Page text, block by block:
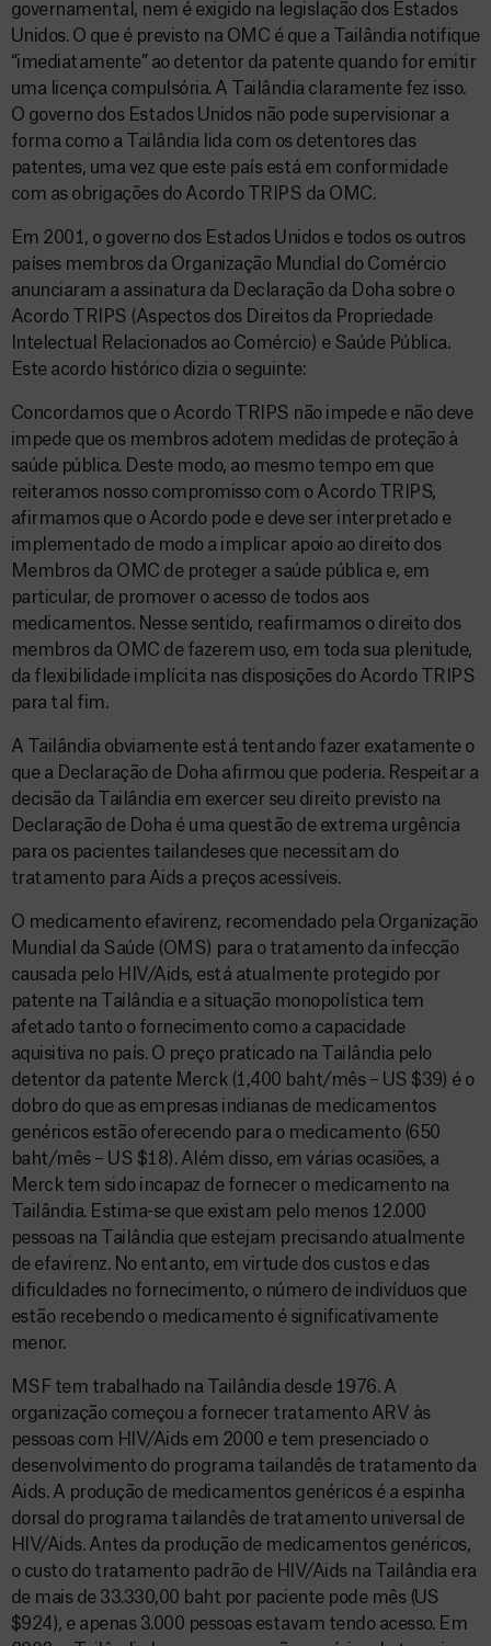
governamental, nem é exigido na legislação dos Estados
Unidos. O que é previsto na OMC é que a Tailândia notifique
“imediatamente” ao detentor da patente quando for emitir
uma licença compulsória. A Tailândia claramente fez isso.
O governo dos Estados Unidos não pode supervisionar a
forma como a Tailândia lida com os detentores das
patentes, uma vez que este país está em conformidade
com as obrigações do Acordo TRIPS da OMC.
Em 2001, o governo dos Estados Unidos e todos os outros
países membros da Organização Mundial do Comércio
anunciaram a assinatura da Declaração da Doha sobre o
Acordo TRIPS (Aspectos dos Direitos da Propriedade
Intelectual Relacionados ao Comércio) e Saúde Pública.
Este acordo histórico dizia o seguinte:
Concordamos que o Acordo TRIPS não impede e não deve
impede que os membros adotem medidas de proteção à
saúde pública. Deste modo, ao mesmo tempo em que
reiteramos nosso compromisso com o Acordo TRIPS,
afirmamos que o Acordo pode e deve ser interpretado e
implementado de modo a implicar apoio ao direito dos
Membros da OMC de proteger a saúde pública e, em
particular, de promover o acesso de todos aos
medicamentos. Nesse sentido, reafirmamos o direito dos
membros da OMC de fazerem uso, em toda sua plenitude,
da flexibilidade implícita nas disposições do Acordo TRIPS
para tal fim.
A Tailândia obviamente está tentando fazer exatamente o
que a Declaração de Doha afirmou que poderia. Respeitar a
decisão da Tailândia em exercer seu direito previsto na
Declaração de Doha é uma questão de extrema urgência
para os pacientes tailandeses que necessitam do
tratamento para Aids a preços acessíveis.
O medicamento efavirenz, recomendado pela Organização
Mundial da Saúde (OMS) para o tratamento da infecção
causada pelo HIV/Aids, está atualmente protegido por
patente na Tailândia e a situação monopolística tem
afetado tanto o fornecimento como a capacidade
aquisitiva no país. O preço praticado na Tailândia pelo
detentor da patente Merck (1,400 baht/mês – US $39) é o
dobro do que as empresas indianas de medicamentos
genéricos estão oferecendo para o medicamento (650
baht/mês – US $18). Além disso, em várias ocasiões, a
Merck tem sido incapaz de fornecer o medicamento na
Tailândia. Estima-se que existam pelo menos 12.000
pessoas na Tailândia que estejam precisando atualmente
de efavirenz. No entanto, em virtude dos custos e das
dificuldades no fornecimento, o número de indivíduos que
estão recebendo o medicamento é significativamente
menor.
MSF tem trabalhado na Tailândia desde 1976. A
organização começou a fornecer tratamento ARV às
pessoas com HIV/Aids em 2000 e tem presenciado o
desenvolvimento do programa tailandês de tratamento da
Aids. A produção de medicamentos genéricos é a espinha
dorsal do programa tailandês de tratamento universal de
HIV/Aids. Antes da produção de medicamentos genéricos,
o custo do tratamento padrão de HIV/Aids na Tailândia era
de mais de 33.330,00 baht por paciente pode mês (US
$924), e apenas 3.000 pessoas estavam tendo acesso. Em